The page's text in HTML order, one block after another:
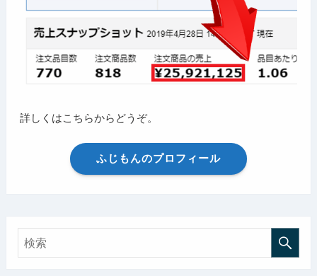
詳しくはこちらからどうぞ。
ふじもんのプロフィール